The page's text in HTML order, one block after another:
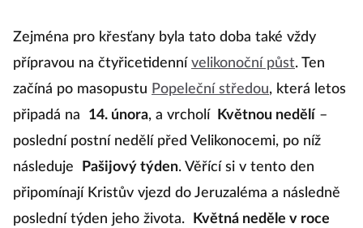
Zejména pro křesťany byla tato doba také vždy
přípravou na čtyřicetidenní velikonoční půst. Ten
začíná po masopustu Popeleční středou, která letos
připadá na
14. února, a vrcholí Květnou nedělí –
poslední postní nedělí před Velikonocemi, po níž
následuje
Pašijový týden. Věřící si v tento den
připomínají Kristův vjezd do Jeruzaléma a následně
poslední týden jeho života.
Květná neděle v roce